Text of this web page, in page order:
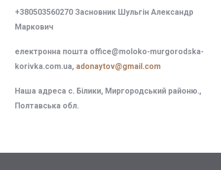
+380503560270 Засновник Шульгін Александр
Маркович
електронна пошта office@moloko-murgorodska-
korivka.com.ua, adonaytov@gmail.com
Наша адреса с. Білики, Миргородський районю.,
Полтавська обл.